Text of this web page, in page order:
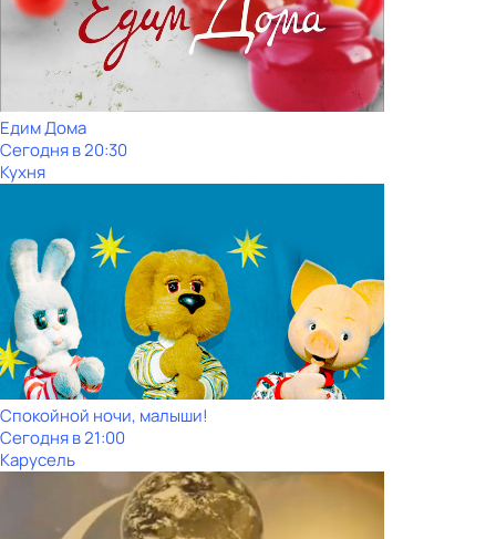
Едим Дома
Сегодня в 20:30
Кухня
Спокойной ночи, малыши!
Сегодня в 21:00
Карусель